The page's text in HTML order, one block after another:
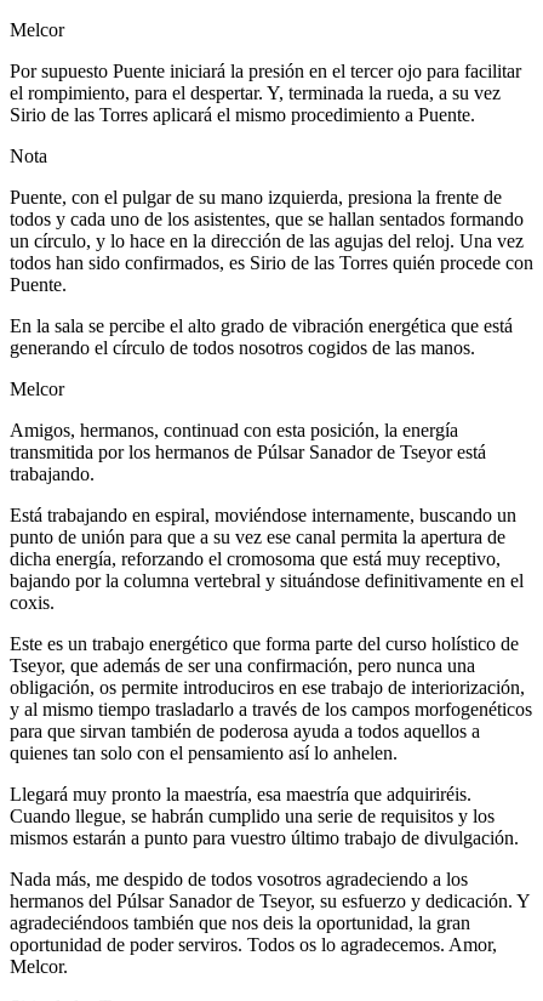
Melcor
Por supuesto Puente iniciará la presión en el tercer ojo para facilitar
el rompimiento, para el despertar. Y, terminada la rueda, a su vez
Sirio de las Torres aplicará el mismo procedimiento a Puente.
Nota
Puente, con el pulgar de su mano izquierda, presiona la frente de
todos y cada uno de los asistentes, que se hallan sentados formando
un círculo, y lo hace en la dirección de las agujas del reloj. Una vez
todos han sido confirmados, es Sirio de las Torres quién procede con
Puente.
En la sala se percibe el alto grado de vibración energética que está
generando el círculo de todos nosotros cogidos de las manos.
Melcor
Amigos, hermanos, continuad con esta posición, la energía
transmitida por los hermanos de Púlsar Sanador de Tseyor está
trabajando.
Está trabajando en espiral, moviéndose internamente, buscando un
punto de unión para que a su vez ese canal permita la apertura de
dicha energía, reforzando el cromosoma que está muy receptivo,
bajando por la columna vertebral y situándose definitivamente en el
coxis.
Este es un trabajo energético que forma parte del curso holístico de
Tseyor, que además de ser una confirmación, pero nunca una
obligación, os permite introduciros en ese trabajo de interiorización,
y al mismo tiempo trasladarlo a través de los campos morfogenéticos
para que sirvan también de poderosa ayuda a todos aquellos a
quienes tan solo con el pensamiento así lo anhelen.
Llegará muy pronto la maestría, esa maestría que adquiriréis.
Cuando llegue, se habrán cumplido una serie de requisitos y los
mismos estarán a punto para vuestro último trabajo de divulgación.
Nada más, me despido de todos vosotros agradeciendo a los
hermanos del Púlsar Sanador de Tseyor, su esfuerzo y dedicación. Y
agradeciéndoos también que nos deis la oportunidad, la gran
oportunidad de poder serviros. Todos os lo agradecemos. Amor,
Melcor.